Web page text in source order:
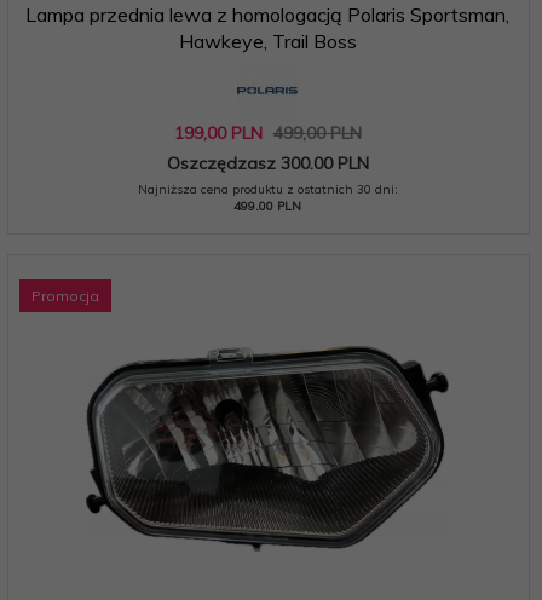
Lampa przednia lewa z homologacją Polaris Sportsman,
Hawkeye, Trail Boss
199,00 PLN 499,00 PLN
Oszczędzasz 300.00 PLN
Najniższa cena produktu z ostatnich 30 dni:
499.00 PLN
Promocja